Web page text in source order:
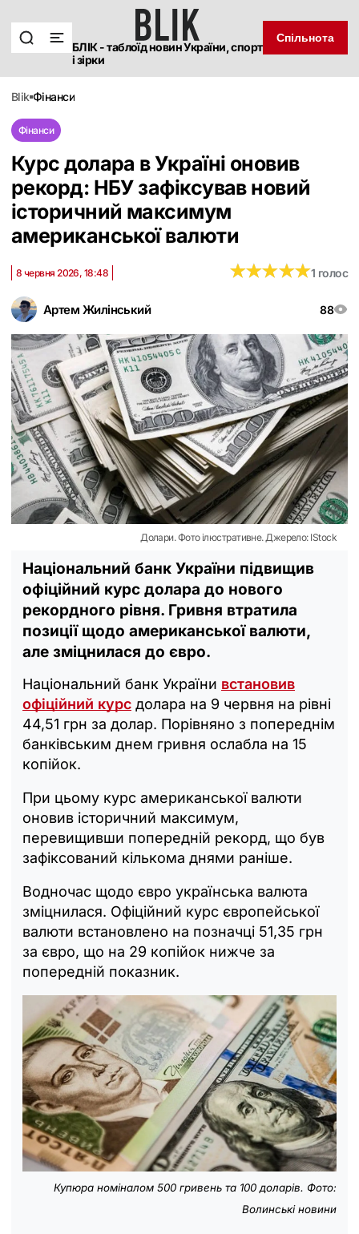
БЛІК - таблоїд новин України, спорт
і зірки
Спільнота
blik фінанси
Фінанси
Курс долара в Україні оновив
рекорд: НБУ зафіксував новий
історичний максимум
американської валюти
Артем Жилінський 88
8 червня 2026, 18:48 ★★★★★
★★★★★1 голос
Долари. Фото ілюстративне. Джерело: IStock
Національний банк України підвищив
офіційний курс долара до нового
рекордного рівня. Гривня втратила
позиції щодо американської валюти,
але зміцнилася до євро.
Національний банк України встановив
офіційний курс долара на 9 червня на рівні
44,51 грн за долар. Порівняно з попереднім
банківським днем гривня ослабла на 15
копійок.
При цьому курс американської валюти
оновив історичний максимум,
перевищивши попередній рекорд, що був
зафіксований кількома днями раніше.
Водночас щодо євро українська валюта
зміцнилася. Офіційний курс європейської
валюти встановлено на позначці 51,35 грн
за євро, що на 29 копійок нижче за
попередній показник.
Купюра номіналом 500 гривень та 100 доларів. Фото:
Волинські новини